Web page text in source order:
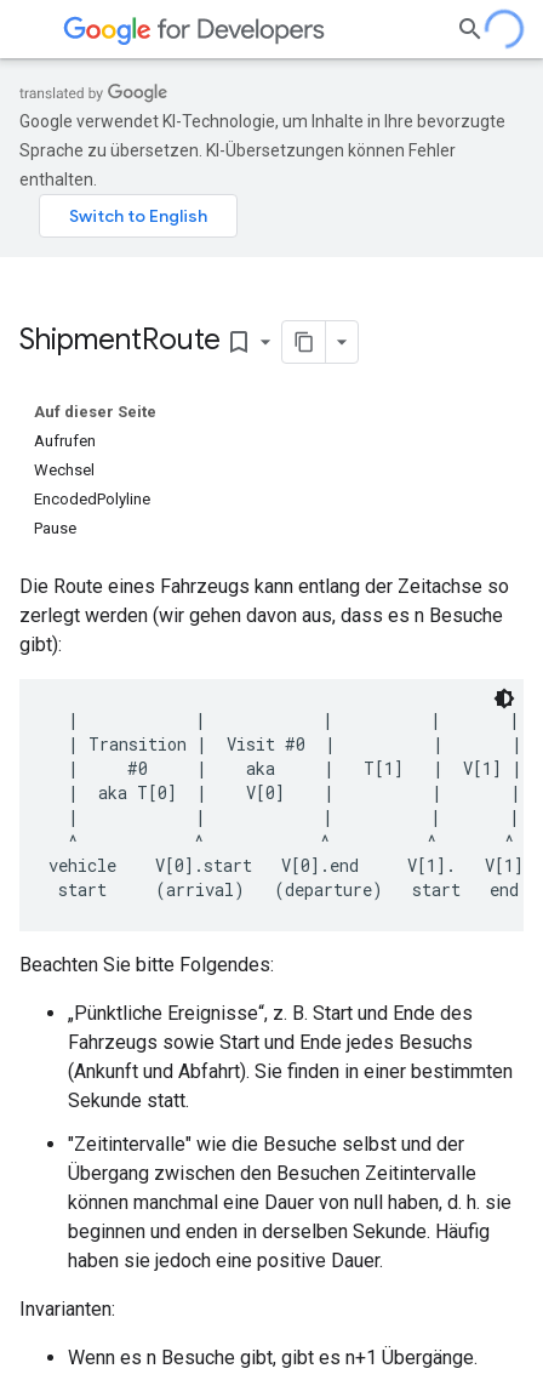
Google verwendet KI-Technologie, um Inhalte in Ihre bevorzugte
Sprache zu übersetzen. KI-Übersetzungen können Fehler
enthalten.
ShipmentRoute bookmark_border
Auf dieser Seite
Aufrufen
Wechsel
EncodedPolyline
Pause
Die Route eines Fahrzeugs kann entlang der Zeitachse so
zerlegt werden (wir gehen davon aus, dass es n Besuche
gibt):
|            |            |          |       |
| Transition |  Visit #0  |          |       |
|     #0     |    aka     |   T[1]   |  V[1] |
|  aka T[0]  |    V[0]    |          |       |
|            |            |          |       |
^            ^            ^          ^       ^
vehicle    V[0].start   V[0].end     V[1].
Beachten Sie bitte Folgendes:
„Pünktliche Ereignisse“, z. B. Start und Ende des
Fahrzeugs sowie Start und Ende jedes Besuchs
(Ankunft und Abfahrt). Sie finden in einer bestimmten
Sekunde statt.
"Zeitintervalle" wie die Besuche selbst und der
Übergang zwischen den Besuchen Zeitintervalle
können manchmal eine Dauer von null haben, d. h. sie
beginnen und enden in derselben Sekunde. Häufig
haben sie jedoch eine positive Dauer.
Invarianten:
Wenn es n Besuche gibt, gibt es n+1 Übergänge.